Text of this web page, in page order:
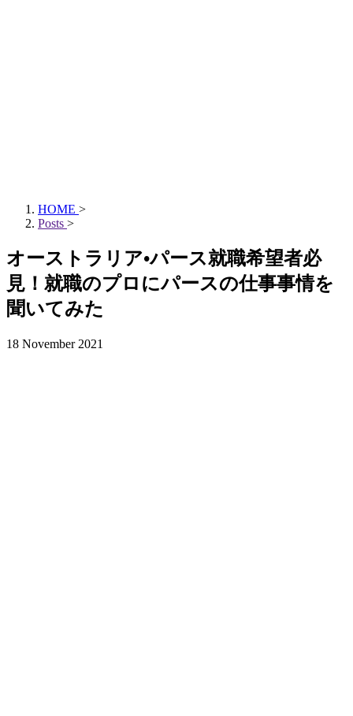
HOME >
Posts >
オーストラリア•パース就職希望者必
見！就職のプロにパースの仕事事情を
聞いてみた
18 November 2021